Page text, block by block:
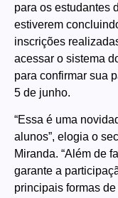
para os estudantes
estiverem
inscrições
acessar o sistema
para confirmar sua
5 de junho.
“Essa é uma
alunos”, elogia o
Miranda. “Além de
garante a
principais formas